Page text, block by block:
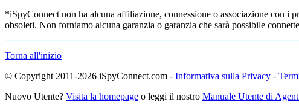
*iSpyConnect non ha alcuna affiliazione, connessione o associazione con
obsoleti. Non forniamo alcuna garanzia o garanzia che sarà possibile
Torna all'inizio
© Copyright 2011-2026 iSpyConnect.com - Informativa sulla Privacy -
Nuovo Utente? Visita la homepage o leggi il nostro Manuale Utente di